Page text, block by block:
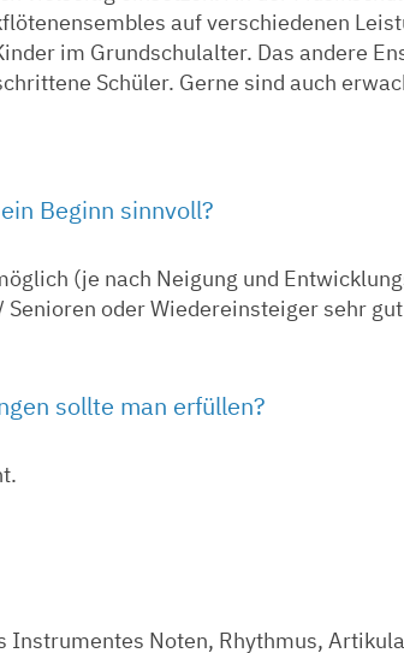
auf verschiedenen
im Grundschulalter. Das andere
Schüler. Gerne sind auch
Beginn sinnvoll?
(je nach Neigung und
oder Wiedereinsteiger sehr
sollte man erfüllen?
Instrumentes Noten, Rhythmus,